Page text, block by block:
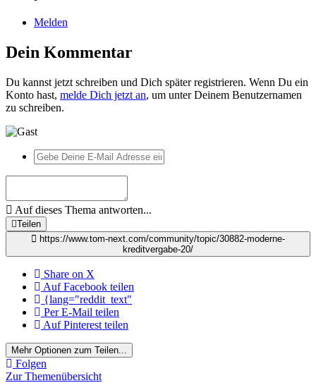
Melden
Dein Kommentar
Du kannst jetzt schreiben und Dich später registrieren. Wenn Du ein
Konto hast, melde Dich jetzt an, um unter Deinem Benutzernamen
zu schreiben.
Auf dieses Thema antworten...
Teilen
https://www.tom-next.com/community/topic/30882-moderne-
kreditvergabe-20/
Share on X
Auf Facebook teilen
{lang="reddit_text"
Per E-Mail teilen
Auf Pinterest teilen
Mehr Optionen zum Teilen...
Folgen
Zur Themenübersicht